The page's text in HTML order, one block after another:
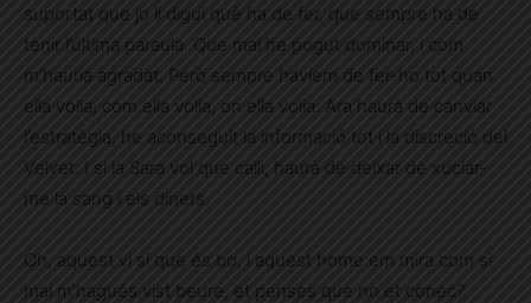
suportat que jo li digui què ha de fer, que sempre ha de
tenir l’última paraula. Que mai he pogut dominar, i com
m’hauria agradat. Però sempre havíem de fer-ho tot quan
ella volia, com ella volia, on ella volia. Ara haurà de canviar
l’estratègia, he aconseguit la informació tot i la discreció del
Velvet. I si la Sara vol que calli, haurà de deixar de xuclar-
me la sang i els diners.
Oh, aquest vi sí que és bo, i aquest home em mira com si
mai m’hagués vist beure, et penses que no et conec?